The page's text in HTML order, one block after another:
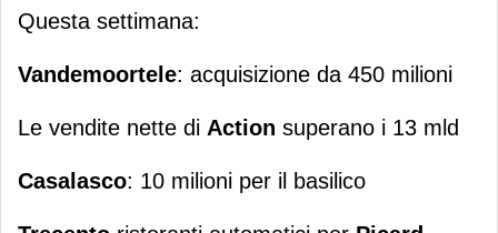
Questa settimana:
Vandemoortele: acquisizione da 450 milioni
Le vendite nette di Action superano i 13 mld
Casalasco: 10 milioni per il basilico